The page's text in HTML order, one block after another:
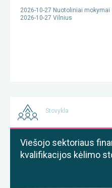
2026-10-27 Nuotoliniai mokymai
2026-10-27 Vilnius
Stovykla
Viešojo sektoriaus
kvalifikacijos kėlimo